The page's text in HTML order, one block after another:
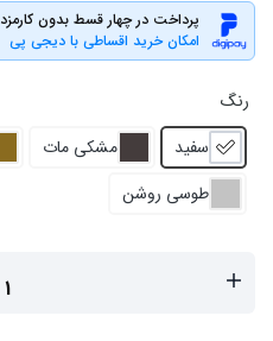
پرداخت در چهار قسط بدون کارمزد
امکان خرید اقساطی با دیجی پی
رنگ
سفید
مشکی مات
طوسی روشن